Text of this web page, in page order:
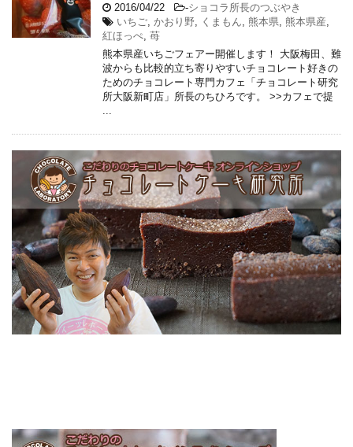
2016/04/22 -ショコラ所長のつぶやき
いちご かおり野 くまもん 熊本県 熊本県産
紅ほっぺ 苺
熊本県産いちごフェアー開催します！ 大阪梅田、難
波からも比較的立ち寄りやすいチョコレート好きの
ためのチョコレート専門カフェ「チョコレート研究
所大阪新町店」所長のちひろです。 >>カフェで提